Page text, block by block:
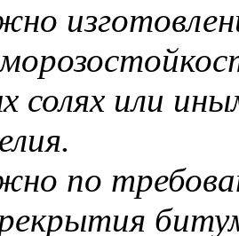
солях или
по